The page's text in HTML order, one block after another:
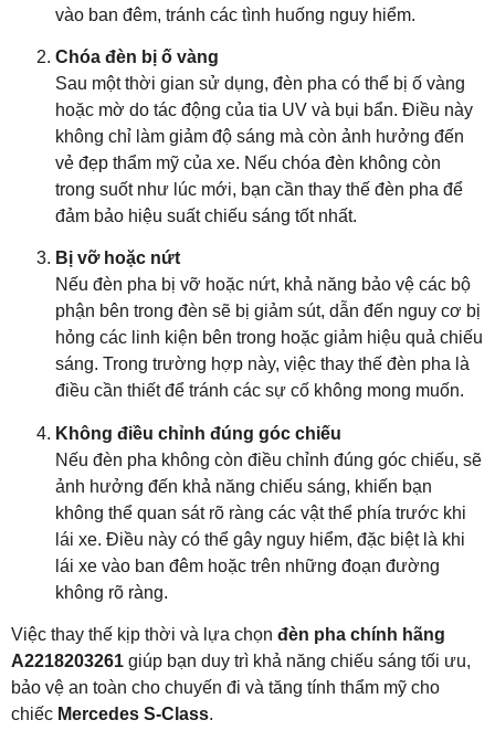
vào ban đêm, tránh các tình huống nguy hiểm.
Chóa đèn bị ố vàng
Sau một thời gian sử dụng, đèn pha có thể bị ố vàng
hoặc mờ do tác động của tia UV và bụi bẩn. Điều này
không chỉ làm giảm độ sáng mà còn ảnh hưởng đến
vẻ đẹp thẩm mỹ của xe. Nếu chóa đèn không còn
trong suốt như lúc mới, bạn cần thay thế đèn pha để
đảm bảo hiệu suất chiếu sáng tốt nhất.
Bị vỡ hoặc nứt
Nếu đèn pha bị vỡ hoặc nứt, khả năng bảo vệ các bộ
phận bên trong đèn sẽ bị giảm sút, dẫn đến nguy cơ bị
hỏng các linh kiện bên trong hoặc giảm hiệu quả chiếu
sáng. Trong trường hợp này, việc thay thế đèn pha là
điều cần thiết để tránh các sự cố không mong muốn.
Không điều chỉnh đúng góc chiếu
Nếu đèn pha không còn điều chỉnh đúng góc chiếu, sẽ
ảnh hưởng đến khả năng chiếu sáng, khiến bạn
không thể quan sát rõ ràng các vật thể phía trước khi
lái xe. Điều này có thể gây nguy hiểm, đặc biệt là khi
lái xe vào ban đêm hoặc trên những đoạn đường
không rõ ràng.
Việc thay thế kịp thời và lựa chọn đèn pha chính hãng
A2218203261 giúp bạn duy trì khả năng chiếu sáng tối ưu,
bảo vệ an toàn cho chuyến đi và tăng tính thẩm mỹ cho
chiếc Mercedes S-Class.